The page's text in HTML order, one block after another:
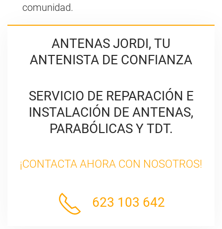
comunidad.
ANTENAS JORDI, TU
ANTENISTA DE CONFIANZA
SERVICIO DE REPARACIÓN E
INSTALACIÓN DE ANTENAS,
PARABÓLICAS Y TDT.
¡CONTACTA AHORA CON NOSOTROS!
623 103 642